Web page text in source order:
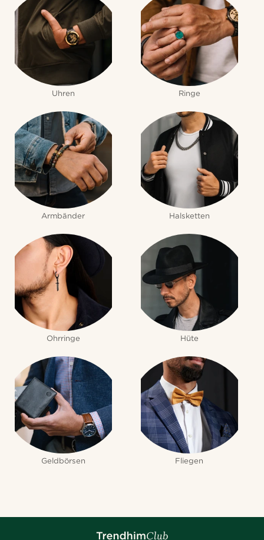
Uhren Ringe
Armbänder Halsketten
Ohrringe Hüte
Geldbörsen Fliegen